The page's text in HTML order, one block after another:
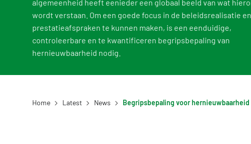
algemeenheid heeft eenieder een globaal beeld van wat
wordt verstaan. Om een goede focus in de beleidsrealisatie en
prestatieafspraken te kunnen maken, is een eenduidige,
controleerbare en te kwantificeren begripsbepaling van
hernieuwbaarheid nodig.
Home Latest News